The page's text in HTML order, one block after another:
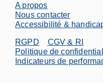
A propos
Nous contacter
Accessibilité &
RGPD
CGV & RI
Politique de
Indicateurs de